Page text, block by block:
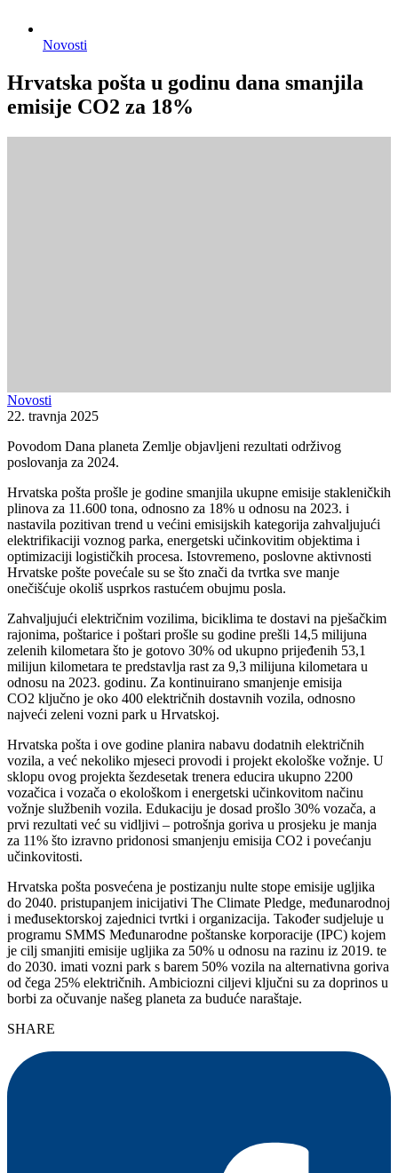
Novosti
Hrvatska pošta u godinu dana smanjila
emisije CO2 za 18%
Novosti
22. travnja 2025
Povodom Dana planeta Zemlje objavljeni rezultati održivog
poslovanja za 2024.
Hrvatska pošta prošle je godine smanjila ukupne emisije stakleničkih
plinova za 11.600 tona, odnosno za 18% u odnosu na 2023. i
nastavila pozitivan trend u većini emisijskih kategorija zahvaljujući
elektrifikaciji voznog parka, energetski učinkovitim objektima i
optimizaciji logističkih procesa. Istovremeno, poslovne aktivnosti
Hrvatske pošte povećale su se što znači da tvrtka sve manje
onečišćuje okoliš usprkos rastućem obujmu posla.
Zahvaljujući električnim vozilima, biciklima te dostavi na pješačkim
rajonima, poštarice i poštari prošle su godine prešli 14,5 milijuna
zelenih kilometara što je gotovo 30% od ukupno prijeđenih 53,1
milijun kilometara te predstavlja rast za 9,3 milijuna kilometara u
odnosu na 2023. godinu. Za kontinuirano smanjenje emisija
CO2 ključno je oko 400 električnih dostavnih vozila, odnosno
najveći zeleni vozni park u Hrvatskoj.
Hrvatska pošta i ove godine planira nabavu dodatnih električnih
vozila, a već nekoliko mjeseci provodi i projekt ekološke vožnje. U
sklopu ovog projekta šezdesetak trenera educira ukupno 2200
vozačica i vozača o ekološkom i energetski učinkovitom načinu
vožnje službenih vozila. Edukaciju je dosad prošlo 30% vozača, a
prvi rezultati već su vidljivi – potrošnja goriva u prosjeku je manja
za 11% što izravno pridonosi smanjenju emisija CO2 i povećanju
učinkovitosti.
Hrvatska pošta posvećena je postizanju nulte stope emisije ugljika
do 2040. pristupanjem inicijativi The Climate Pledge, međunarodnoj
i međusektorskoj zajednici tvrtki i organizacija. Također sudjeluje u
programu SMMS Međunarodne poštanske korporacije (IPC) kojem
je cilj smanjiti emisije ugljika za 50% u odnosu na razinu iz 2019. te
do 2030. imati vozni park s barem 50% vozila na alternativna goriva
od čega 25% električnih. Ambiciozni ciljevi ključni su za doprinos u
borbi za očuvanje našeg planeta za buduće naraštaje.
SHARE